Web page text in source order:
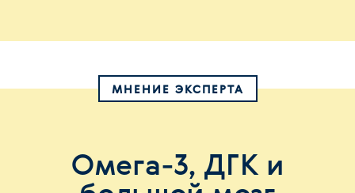
МНЕНИЕ ЭКСПЕРТА
Омега-3, ДГК и